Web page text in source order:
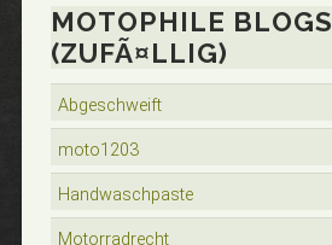
MOTOPHILE BLOGS
(ZUFÃ¤LLIG)
Abgeschweift
moto1203
Handwaschpaste
Motorradrecht